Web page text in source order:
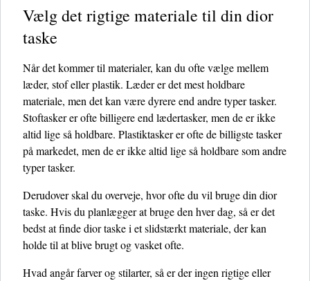
Vælg det rigtige materiale til din dior
taske
Når det kommer til materialer, kan du ofte vælge mellem
læder, stof eller plastik. Læder er det mest holdbare
materiale, men det kan være dyrere end andre typer tasker.
Stoftasker er ofte billigere end lædertasker, men de er ikke
altid lige så holdbare. Plastiktasker er ofte de billigste tasker
på markedet, men de er ikke altid lige så holdbare som andre
typer tasker.
Derudover skal du overveje, hvor ofte du vil bruge din dior
taske. Hvis du planlægger at bruge den hver dag, så er det
bedst at finde dior taske i et slidstærkt materiale, der kan
holde til at blive brugt og vasket ofte.
Hvad angår farver og stilarter, så er der ingen rigtige eller